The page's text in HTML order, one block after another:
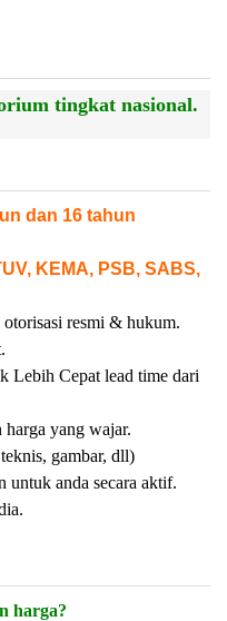
tingkat nasional.
dan 16 tahun
KEMA, PSB, SABS,
otorisasi resmi & hukum.
Lebih Cepat lead time dari
harga yang wajar.
gambar, dll)
untuk anda secara aktif.
harga?